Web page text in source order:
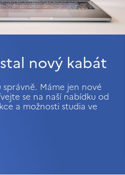
nový kabát
Máme jen nové
se na naší nabídku od
a možnosti studia ve